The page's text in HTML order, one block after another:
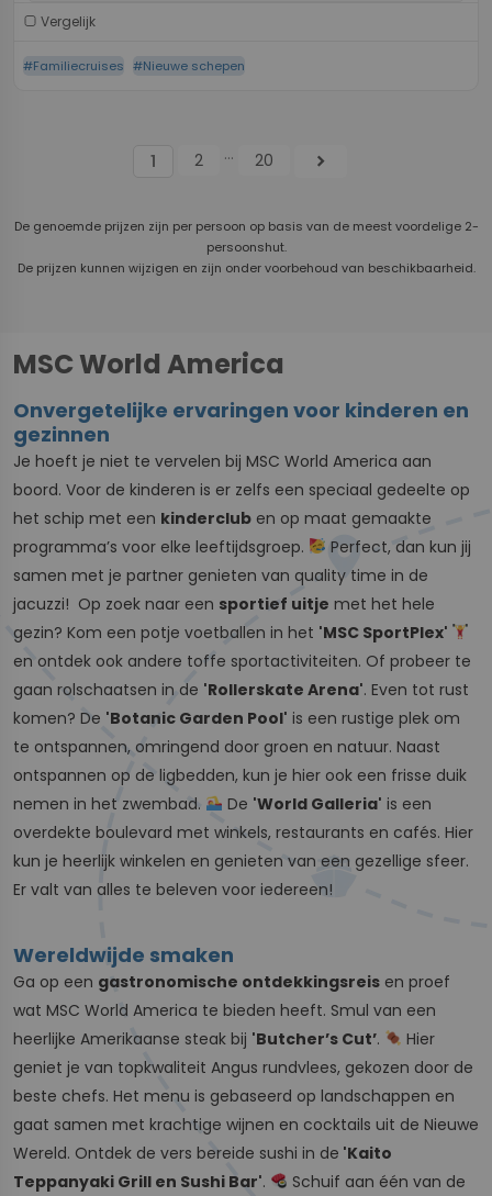
Vergelijk
#Familiecruises #Nieuwe schepen
1 2 ... 20 chevron_right
De genoemde prijzen zijn per persoon op basis van de meest voordelige 2-
persoonshut.
De prijzen kunnen wijzigen en zijn onder voorbehoud van beschikbaarheid.
MSC World America
Onvergetelijke ervaringen voor kinderen en
gezinnen
Je hoeft je niet te vervelen bij MSC World America aan
boord. Voor de kinderen is er zelfs een speciaal gedeelte op
het schip met een kinderclub en op maat gemaakte
programma’s voor elke leeftijdsgroep.
Perfect, dan kun jij
samen met je partner genieten van quality time in de
jacuzzi! Op zoek naar een sportief uitje met het hele
gezin? Kom een potje voetballen in het 'MSC SportPlex'
en ontdek ook andere toffe sportactiviteiten. Of probeer te
gaan rolschaatsen in de 'Rollerskate Arena'. Even tot rust
komen? De 'Botanic Garden Pool' is een rustige plek om
te ontspannen, omringend door groen en natuur. Naast
ontspannen op de ligbedden, kun je hier ook een frisse duik
nemen in het zwembad.
De 'World Galleria' is een
overdekte boulevard met winkels, restaurants en cafés. Hier
kun je heerlijk winkelen en genieten van een gezellige sfeer.
Er valt van alles te beleven voor iedereen!
Wereldwijde smaken
Ga op een gastronomische ontdekkingsreis en proef
wat MSC World America te bieden heeft. Smul van een
heerlijke Amerikaanse steak bij 'Butcher’s Cut’.
Hier
geniet je van topkwaliteit Angus rundvlees, gekozen door de
beste chefs. Het menu is gebaseerd op landschappen en
gaat samen met krachtige wijnen en cocktails uit de Nieuwe
Wereld. Ontdek de vers bereide sushi in de 'Kaito
Teppanyaki Grill en Sushi Bar'.
Schuif aan één van de